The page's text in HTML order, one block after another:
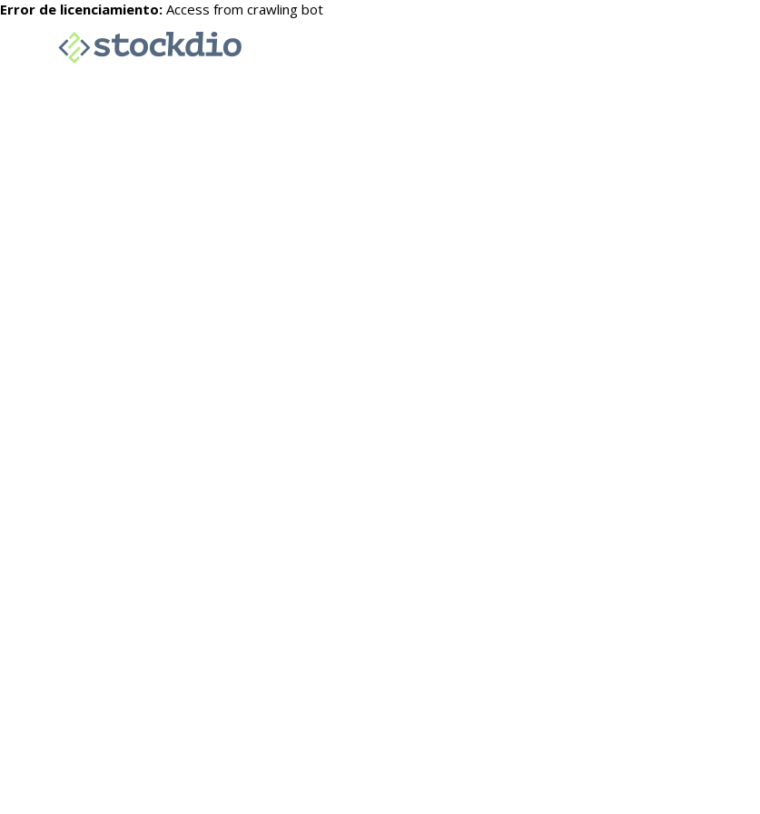
Error de licenciamiento: Access from crawling bot